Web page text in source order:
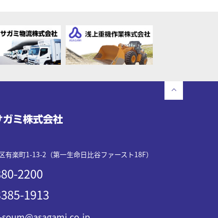
有楽町1-13-2（第一生命日比谷ファースト18F）
2200
1913